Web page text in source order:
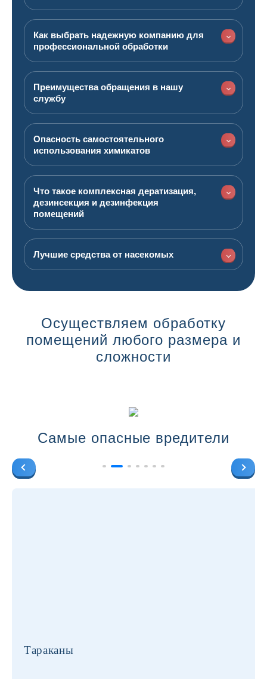
Как выбрать надежную компанию для
профессиональной обработки
Преимущества обращения в нашу
службу
Опасность самостоятельного
использования химикатов
Что такое комплексная дератизация,
дезинсекция и дезинфекция
помещений
Лучшие средства от насекомых
Осуществляем обработку
помещений любого размера и
сложности
Самые опасные вредители
Тараканы